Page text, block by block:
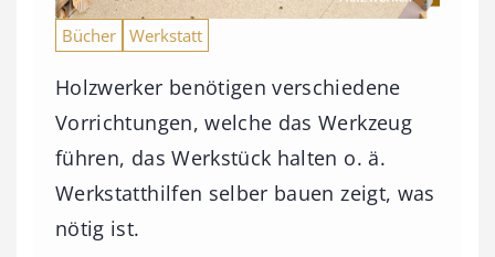
Bücher Werkstatt
Holzwerker benötigen verschiedene
Vorrichtungen, welche das Werkzeug
führen, das Werkstück halten o. ä.
Werkstatthilfen selber bauen zeigt, was
nötig ist.